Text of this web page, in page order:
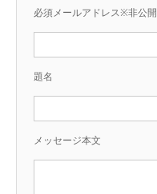
必須メールアドレス※非公開
題名
メッセージ本文